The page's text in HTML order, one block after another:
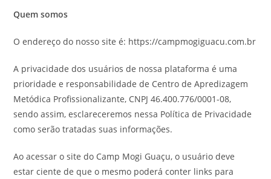
Quem somos
O endereço do nosso site é: https://campmogiguacu.com.br
A privacidade dos usuários de nossa plataforma é uma
prioridade e responsabilidade de Centro de Apredizagem
Metódica Profissionalizante, CNPJ 46.400.776/0001-08,
sendo assim, esclareceremos nessa Política de Privacidade
como serão tratadas suas informações.
Ao acessar o site do Camp Mogi Guaçu, o usuário deve
estar ciente de que o mesmo poderá conter links para